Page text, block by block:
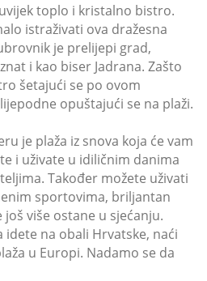
toplo i kristalno bistro.
istraživati ova dražesna
je prelijepi grad,
i kao biser Jadrana. Zašto
šetajući se po ovom
opuštajući se na plaži.
je plaža iz snova koja će vam
i uživate u idiličnim danima
Također možete uživati
sportovima, briljantan
više ostane u sjećanju.
idete na obali Hrvatske, naći
u Europi. Nadamo se da